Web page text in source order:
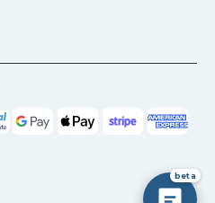
beta